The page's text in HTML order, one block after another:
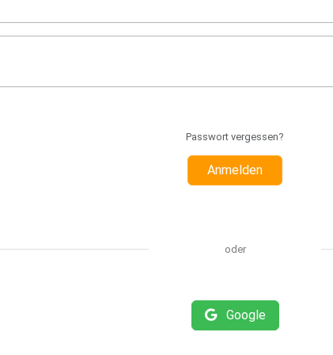
Passwort vergessen?
Anmelden
oder
Google